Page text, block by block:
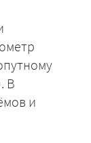
В
и